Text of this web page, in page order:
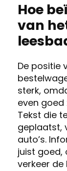
Hoe
van
De positie
sterk,
even goed
Tekst die
geplaatst,
auto’s.
juist
verkeer de